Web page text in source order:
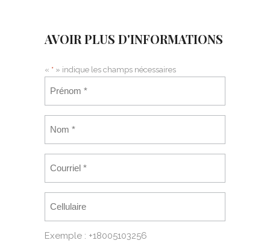
AVOIR PLUS D'INFORMATIONS
« * » indique les champs nécessaires
Exemple : +18005103256